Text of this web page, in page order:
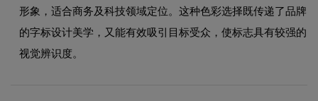
形象，适合商务及科技领域定位。这种色彩选择既传递了品牌
的字标设计美学，又能有效吸引目标受众，使标志具有较强的
视觉辨识度。